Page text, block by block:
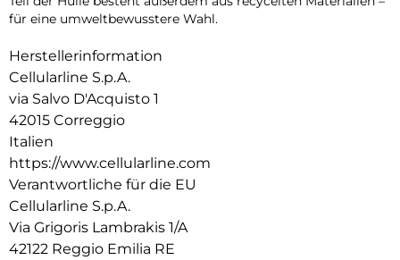
für eine umweltbewusstere Wahl.
Herstellerinformation
Cellularline S.p.A.
via Salvo D'Acquisto 1
42015 Correggio
Italien
https://www.cellularline.com
Verantwortliche für die EU
Cellularline S.p.A.
Via Grigoris Lambrakis 1/A
42122 Reggio Emilia RE